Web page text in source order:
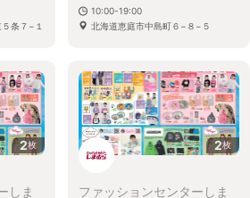
条７−１
10:00-19:00
北海道恵庭市中島町６−８−５
2枚
しま
2枚
ファッションセンターしま